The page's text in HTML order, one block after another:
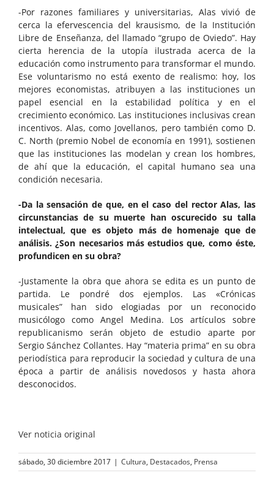
-Por razones familiares y universitarias, Alas vivió de
cerca la efervescencia del krausismo, de la Institución
Libre de Enseñanza, del llamado “grupo de Oviedo”. Hay
cierta herencia de la utopía ilustrada acerca de la
educación como instrumento para transformar el mundo.
Ese voluntarismo no está exento de realismo: hoy, los
mejores economistas, atribuyen a las instituciones un
papel esencial en la estabilidad política y en el
crecimiento económico. Las instituciones inclusivas crean
incentivos. Alas, como Jovellanos, pero también como D.
C. North (premio Nobel de economía en 1991), sostienen
que las instituciones las modelan y crean los hombres,
de ahí que la educación, el capital humano sea una
condición necesaria.
-Da la sensación de que, en el caso del rector Alas, las
circunstancias de su muerte han oscurecido su talla
intelectual, que es objeto más de homenaje que de
análisis. ¿Son necesarios más estudios que, como éste,
profundicen en su obra?
-Justamente la obra que ahora se edita es un punto de
partida. Le pondré dos ejemplos. Las «Crónicas
musicales” han sido elogiadas por un reconocido
musicólogo como Angel Medina. Los artículos sobre
republicanismo serán objeto de estudio aparte por
Sergio Sánchez Collantes. Hay “materia prima” en su obra
periodística para reproducir la sociedad y cultura de una
época a partir de análisis novedosos y hasta ahora
desconocidos.
Ver noticia original
sábado, 30 diciembre 2017 | Cultura, Destacados, Prensa